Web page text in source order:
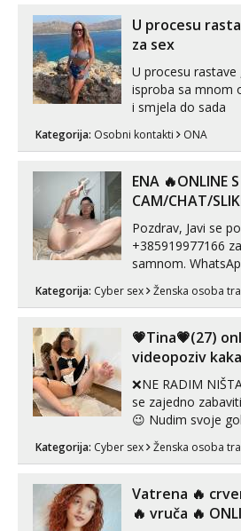
U procesu
za sex
U procesu
isproba sa mnom
i smjela do sada
Kategorija: Osobni kontakti ONA
ENA 🔥ONLINE
CAM/CHAT/
Pozdrav, Javi se porukom na br.
+385919977166
samnom. WhatsApp 👉+385919977166
Telegram
videopozive s
kombinacije
samostojeće itd.
seksa, puš...
Kategorija: Cyber sex Ženska osoba
💗Tina💗(27)
videopoziv
❌NE RADIM NIŠTA
se zajedno
😉 Nudim svoje
videouradke. 🤩
poruku na
autentičnosti
Kategorija: Cyber sex Ženska osoba
Vatrena ‎️‍🔥
‎️‍🔥 vruča‎ ️‍🔥